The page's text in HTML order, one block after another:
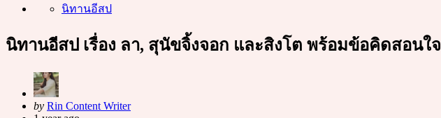
นิทานอีสป
นิทานอีสป เรื่อง ลา, สุนัขจิ้งจอก และสิงโต พร้อมข้อคิดสอนใจ
Posted
by Rin Content Writer